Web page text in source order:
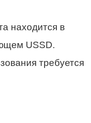
находится в
USSD.
требуется